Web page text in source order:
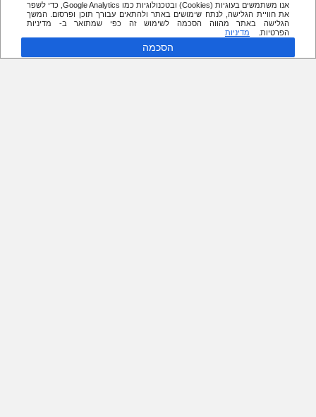
אנו משתמשים בעוגיות (Cookies) ובטכנולוגיות כמו Google Analytics, כדי לשפר
את חוויית הגלישה, לנתח שימושים באתר ולהתאים עבורך תוכן ופרסום. המשך
הגלישה באתר מהווה הסכמה לשימוש זה כפי שמתואר ב- מדיניות
הפרטיות.
מדיניות
הסכמה